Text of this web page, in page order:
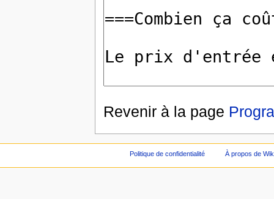
Revenir à la page
Politique de confidentialité À propos de